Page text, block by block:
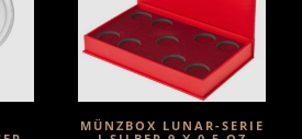
MÜNZBOX LUNAR-SERIE